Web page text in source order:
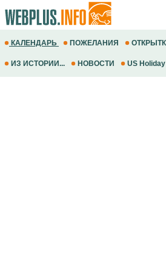
КАЛЕНДАРЬ ПОЖЕЛАНИЯ
ИЗ ИСТОРИИ... НОВОСТИ US